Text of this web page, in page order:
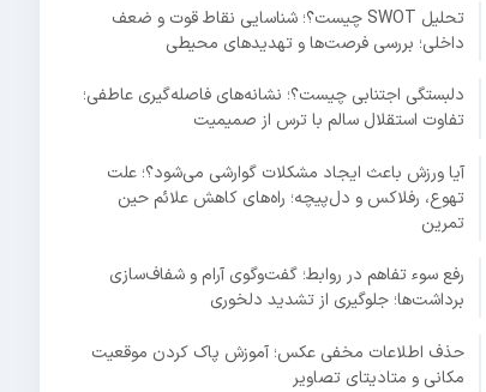
تحلیل SWOT چیست؟؛ شناسایی نقاط قوت و ضعف
داخلی؛ بررسی فرصت‌ها و تهدیدهای محیطی
دلبستگی اجتنابی چیست؟؛ نشانه‌های فاصله‌گیری عاطفی؛
تفاوت استقلال سالم با ترس از صمیمیت
آیا ورزش باعث ایجاد مشکلات گوارشی می‌شود؟؛ علت
تهوع، رفلاکس و دل‌پیچه؛ راه‌های کاهش علائم حین
تمرین
رفع سوء تفاهم در روابط؛ گفت‌وگوی آرام و شفاف‌سازی
برداشت‌ها؛ جلوگیری از تشدید دلخوری
حذف اطلاعات مخفی عکس؛ آموزش پاک کردن موقعیت
مکانی و متادیتای تصاویر